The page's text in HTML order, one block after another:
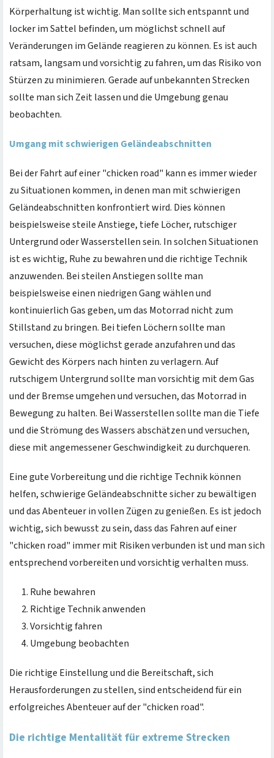
Körperhaltung ist wichtig. Man sollte sich entspannt und
locker im Sattel befinden, um möglichst schnell auf
Veränderungen im Gelände reagieren zu können. Es ist auch
ratsam, langsam und vorsichtig zu fahren, um das Risiko von
Stürzen zu minimieren. Gerade auf unbekannten Strecken
sollte man sich Zeit lassen und die Umgebung genau
beobachten.
Umgang mit schwierigen Geländeabschnitten
Bei der Fahrt auf einer "chicken road" kann es immer wieder
zu Situationen kommen, in denen man mit schwierigen
Geländeabschnitten konfrontiert wird. Dies können
beispielsweise steile Anstiege, tiefe Löcher, rutschiger
Untergrund oder Wasserstellen sein. In solchen Situationen
ist es wichtig, Ruhe zu bewahren und die richtige Technik
anzuwenden. Bei steilen Anstiegen sollte man
beispielsweise einen niedrigen Gang wählen und
kontinuierlich Gas geben, um das Motorrad nicht zum
Stillstand zu bringen. Bei tiefen Löchern sollte man
versuchen, diese möglichst gerade anzufahren und das
Gewicht des Körpers nach hinten zu verlagern. Auf
rutschigem Untergrund sollte man vorsichtig mit dem Gas
und der Bremse umgehen und versuchen, das Motorrad in
Bewegung zu halten. Bei Wasserstellen sollte man die Tiefe
und die Strömung des Wassers abschätzen und versuchen,
diese mit angemessener Geschwindigkeit zu durchqueren.
Eine gute Vorbereitung und die richtige Technik können
helfen, schwierige Geländeabschnitte sicher zu bewältigen
und das Abenteuer in vollen Zügen zu genießen. Es ist jedoch
wichtig, sich bewusst zu sein, dass das Fahren auf einer
"chicken road" immer mit Risiken verbunden ist und man sich
entsprechend vorbereiten und vorsichtig verhalten muss.
Ruhe bewahren
Richtige Technik anwenden
Vorsichtig fahren
Umgebung beobachten
Die richtige Einstellung und die Bereitschaft, sich
Herausforderungen zu stellen, sind entscheidend für ein
erfolgreiches Abenteuer auf der "chicken road".
Die richtige Mentalität für extreme Strecken